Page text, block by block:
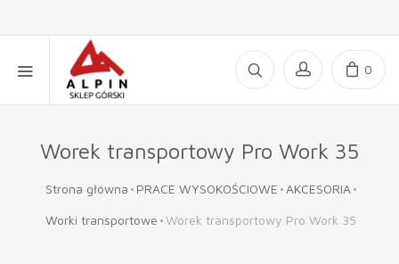
0
Worek transportowy Pro Work 35
Strona główna PRACE WYSOKOŚCIOWE AKCESORIA
Worki transportowe Worek transportowy Pro Work 35